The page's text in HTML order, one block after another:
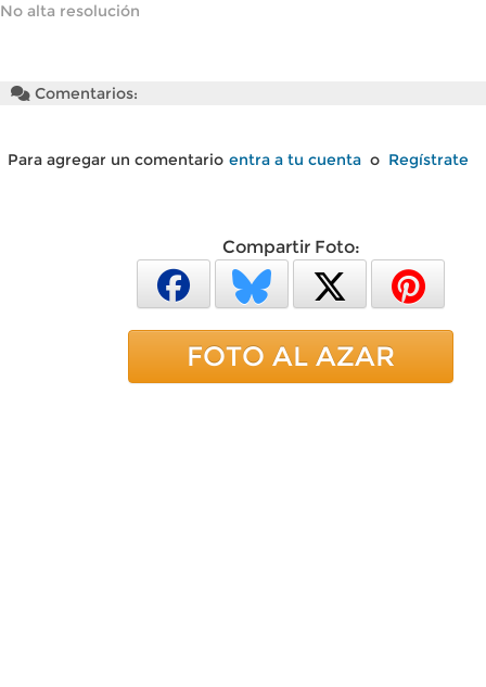
No alta resolución
Comentarios:
Para agregar un comentario entra a tu cuenta o Regístrate
Compartir Foto:
FOTO AL AZAR